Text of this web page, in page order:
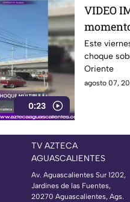
0:23
VIDEO
varios
Este
choque
Oriente
agosto 07,
TV AZTECA
AGUASCALIENTES
Av. Aguascalientes Sur 1202,
Jardines de las Fuentes,
20270 Aguascalientes, Ags.